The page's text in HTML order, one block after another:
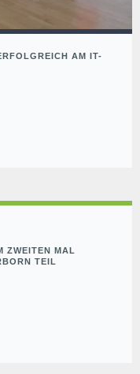
AM IT-
ZWEITEN MAL
TEIL